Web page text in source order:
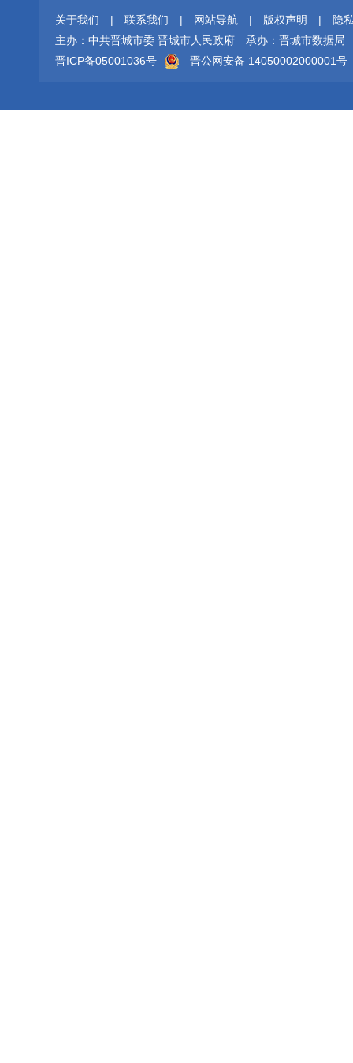
关于我们 | 联系我们 | 网站导航 | 版权声明 |
隐
主办：中共晋城市委 晋城市人民政府
承办：晋城市数据局
晋ICP备05001036号
晋公网安备 14050002000001号